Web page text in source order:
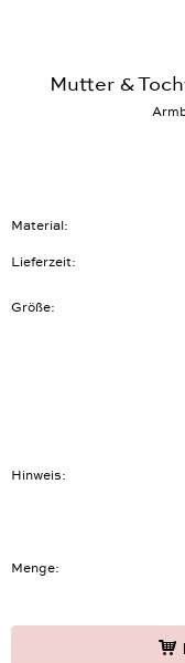
Mutter &
Material
Lieferzeit
Größe
Hinweis
Menge: